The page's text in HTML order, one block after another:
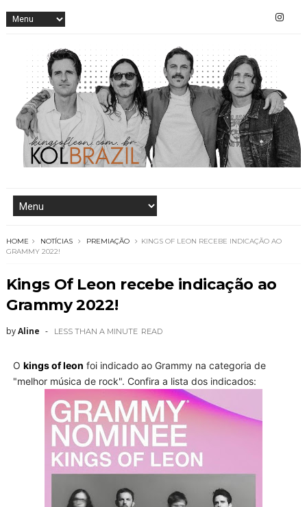
HOME NOTÍCIAS PREMIAÇÃO
KINGS OF LEON RECEBE INDICAÇÃO AO
GRAMMY 2022!
Kings Of Leon recebe indicação ao
Grammy 2022!
byAline LESS THAN A MINUTE READ
O kings of leon foi indicado ao Grammy na categoria de
"melhor música de rock". Confira a lista dos indicados: